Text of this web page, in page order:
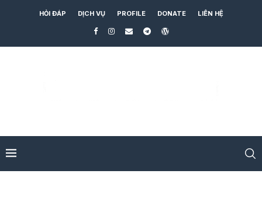
HỎI ĐÁP DỊCH VỤ PROFILE DONATE LIÊN HỆ